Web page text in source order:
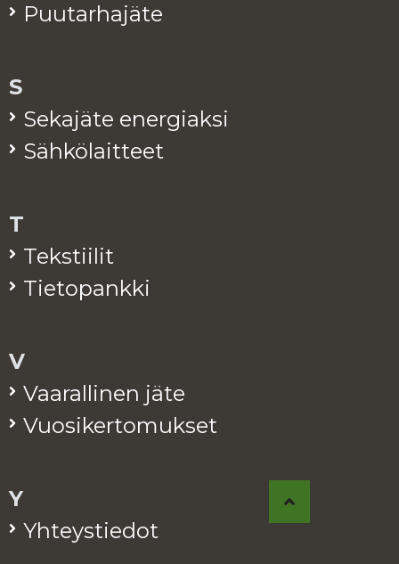
Puu­tar­ha­jä­te
S
Se­ka­jä­te ener­giak­si
Säh­kö­lait­teet
T
Teks­tii­lit
Tie­to­pank­ki
V
Vaa­ral­li­nen jäte
Vuo­si­ker­to­muk­set
Y
Yh­teys­tie­dot